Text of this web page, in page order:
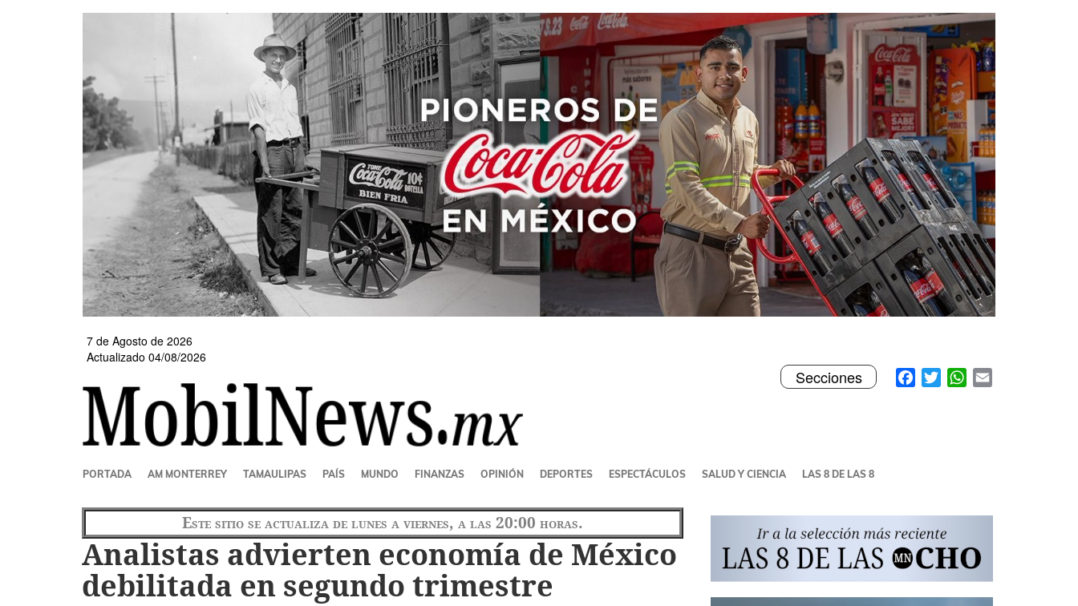
7 de Agosto de 2026
Actualizado 04/08/2026
Facebook
TwitterWhatsApp
Toggle
navigation
Secciones
SECCIONES
PORTADA AM MONTERREY TAMAULIPAS PAÍS MUNDO FINANZAS OPINIÓN DEPORTES ESPECTÁCULOS SALUD Y CIENCIA LAS 8 DE LAS 8
Este sitio se actualiza de lunes a viernes, a las 20:00 horas.
Analistas advierten economía de México
debilitada en segundo trimestre